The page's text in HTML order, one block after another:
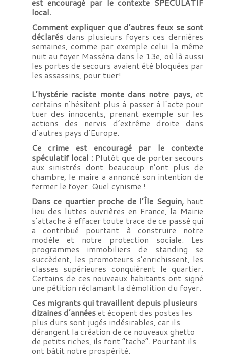
local.
Comment expliquer que d’autres feux se sont
déclarésdans plusieurs foyers ces dernières
semaines, comme par exemple celui la même
nuit au foyer Masséna dans le 13e, où là aussi
les portes de secours avaient été bloquées par
les assassins, pour tuer!
L’hystérie raciste monte dans notre pays,et
certains n’hésitent plus à passer à l’acte pour
tuer des innocents, prenant exemple sur les
actions des nervis d’extrême droite dans
d’autres pays d’Europe.
Ce crime est encouragé par le contexte
spéculatif local :Plutôt que de porter secours
aux sinistrés dont beaucoup n’ont plus de
chambre, le maire a annoncé son intention de
fermer le foyer. Quel cynisme !
Dans ce quartier proche de l’Île Seguin,haut
lieu des luttes ouvrières en France, la Mairie
s’attache à effacer toute trace de ce passé qui
a contribué pourtant à construire notre
modèle et notre protection sociale. Les
programmes immobiliers de standing se
succèdent, les promoteurs s’enrichissent, les
classes supérieures conquièrent le quartier.
Certains de ces nouveaux habitants ont signé
une pétition réclamant la démolition du foyer.
Ces migrants qui travaillent depuis plusieurs
dizaines d’annéeset écopent des postes les
plus durs sont jugés indésirables, car ils
dérangent la création de ce nouveaux ghetto
de petits riches, ils font “tache”. Pourtant ils
ont bâtit notre prospérité.